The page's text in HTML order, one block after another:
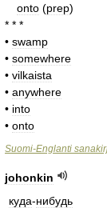
onto (prep)
* * *
• swamp
• somewhere
• vilkaista
• anywhere
• into
• onto
Suomi-Englanti
johonkin
куда-нибудь